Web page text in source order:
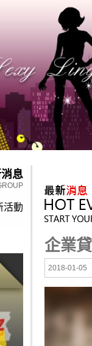
息
活動
企業
2018-01-05